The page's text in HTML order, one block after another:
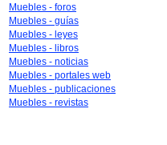
Muebles - foros
Muebles - guías
Muebles - leyes
Muebles - libros
Muebles - noticias
Muebles - portales web
Muebles - publicaciones
Muebles - revistas